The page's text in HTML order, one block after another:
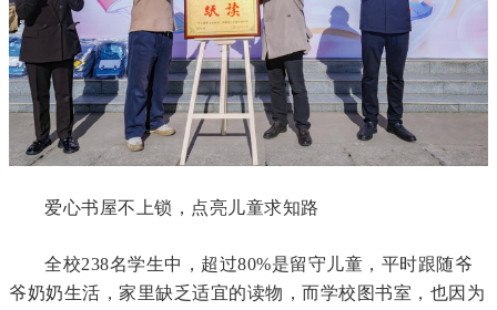
爱心书屋不上锁，点亮儿童求知路
全校238名学生中，超过80%是留守儿童，平时跟随爷
爷奶奶生活，家里缺乏适宜的读物，而学校图书室，也因为